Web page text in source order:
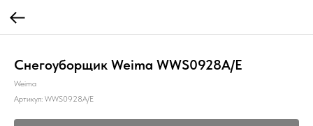
Снегоуборщик Weima WWS0928A/E
Weima
Артикул: WWS0928A/E